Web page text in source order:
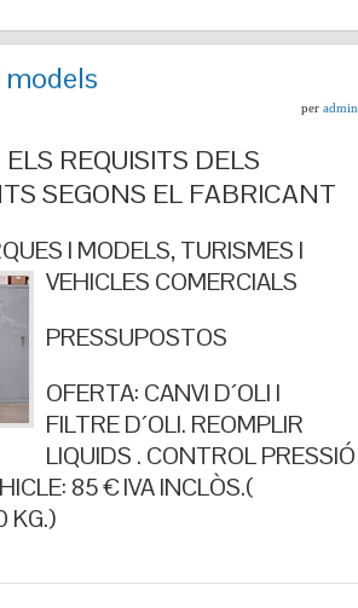
models
per admin
REQUISITS DELS
SEGONS EL FABRICANT
I MODELS, TURISMES I
VEHICLES COMERCIALS
PRESSUPOSTOS
OFERTA: CANVI D´OLI I
FILTRE D´OLI. REOMPLIR
LIQUIDS . CONTROL PRESSIÓ
85 € IVA INCLÒS.(
KG.)